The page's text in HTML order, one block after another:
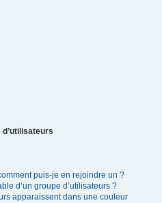
puis-je en rejoindre un ?
d’un groupe d’utilisateurs ?
apparaissent dans une couleur